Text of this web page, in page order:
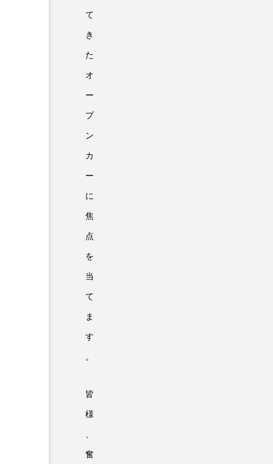
て
き
た
オ
ー
プ
ン
カ
ー
に
焦
点
を
当
て
ま
す
。
皆
様
奮